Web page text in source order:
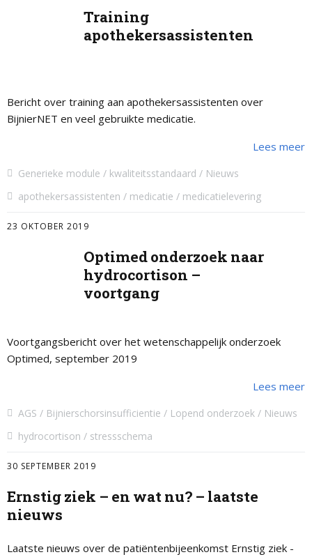
Training
apothekersassistenten
Bericht over training aan apothekersassistenten over
BijnierNET en veel gebruikte medicatie.
Lees meer
Generieke module kwaliteitsstandaard
Nieuws
apothekersassistenten
medicatie medicatielevering
23 OKTOBER 2019
Optimed onderzoek naar
hydrocortison –
voortgang
Voortgangsbericht over het wetenschappelijk onderzoek
Optimed, september 2019
Lees meer
AGS Bijnierschorsinsufficientie Lopend onderzoek
Nieuws
hydrocortison
stressschema
30 SEPTEMBER 2019
Ernstig ziek – en wat nu? – laatste
nieuws
Laatste nieuws over de patiëntenbijeenkomst Ernstig ziek -